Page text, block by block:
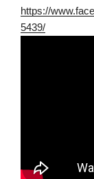
https://
5439/